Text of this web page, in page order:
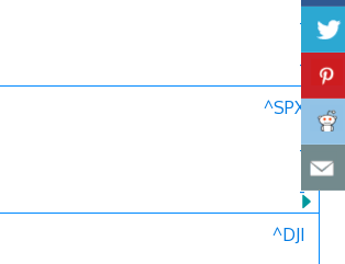
-
-
^SPX
-
-
^DJI